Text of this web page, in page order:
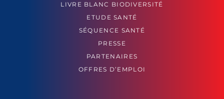
LIVRE BLANC BIODIVERSITÉ
ETUDE SANTÉ
SÉQUENCE SANTÉ
PRESSE
PARTENAIRES
OFFRES D’EMPLOI